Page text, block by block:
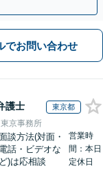
でお問い合わせ
護士 東京都
京事務所
談方法(対面・
電話・ビデオな
ど)は応相談
営業時
間：本日
定休日